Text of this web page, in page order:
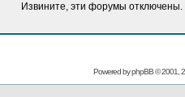
Извините, эти форумы
Powered byphpBB© 2001,